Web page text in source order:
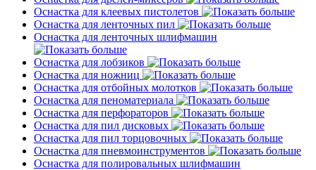
Оснастка для клеевых пистолетов
Оснастка для ленточных пил
Оснастка для ленточных шлифмашин
Оснастка для лобзиков
Оснастка для ножниц
Оснастка для отбойных молотков
Оснастка для пеноматериала
Оснастка для перфораторов
Оснастка для пил дисковых
Оснастка для пил торцовочных
Оснастка для пневмоинструментов
Оснастка для полировальных шлифмашин